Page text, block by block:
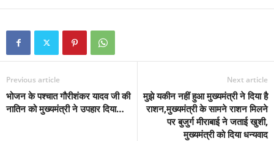
Previous article
भोजन के पश्चात गौरीशंकर यादव जी की
नातिन को मुख्यमंत्री ने उपहार दिया…
Next article
मुझे यकीन नहीं हुआ मुख्यमंत्री ने दिया है
राशन,मुख्यमंत्री के सामने राशन मिलने
पर बुजुर्ग मीराबाई ने जताई खुशी,
मुख्यमंत्री को दिया धन्यवाद